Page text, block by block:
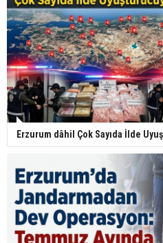
Erzurum dâhil Çok Sayıda İlde